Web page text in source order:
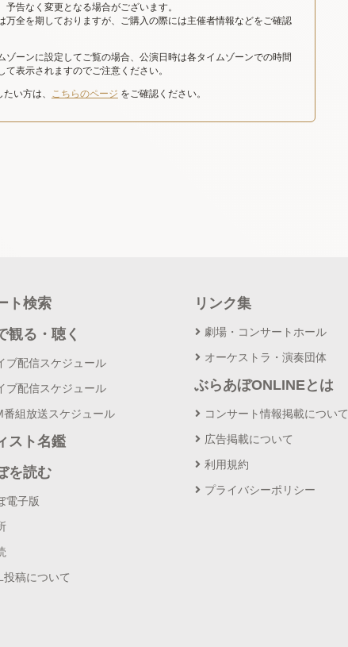
告なく変更となる場合がございます。
万全を期しておりますが、ご購入の際には主催者情報などをご確認
ゾーンに設定してご覧の場合、公演日時は各タイムゾーンでの時間
て表示されますのでご注意ください。
い方は、 こちらのページ をご確認ください。
ト検索
観る・聴く
ブ配信スケジュール
ブ配信スケジュール
番組放送スケジュール
スト名鑑
を読む
電子版
投稿について
リンク集
劇場・コンサートホール
オーケストラ・演奏団体
ぶらあぼONLINEとは
コンサート情報掲載について
広告掲載について
利用規約
プライバシーポリシー